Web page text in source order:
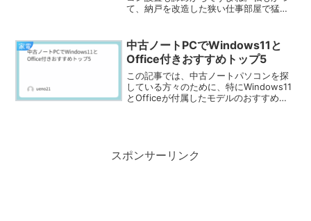
て、納戸を改造した狭い仕事部屋で猛暑
世主となりました。この記事では、工事
不要で即導入できる実力派...
家電
中古ノートPCでWindows11と
Office付きおすすめトップ5
この記事では、中古ノートパソコンを探
している方々のために、特にWindows11
とOfficeが付属したモデルのおすすめを
スポンサーリンク